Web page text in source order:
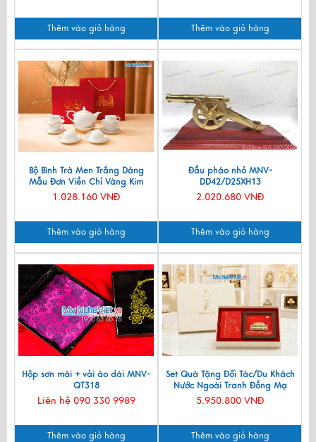
Thêm vào giỏ hàng Thêm vào giỏ hàng
Bộ Bình Trà Men Trắng Dáng
Mẫu Đơn Viền Chỉ Vàng Kim
550ml BT001-7.2
1.028.160 VNĐ
Thêm vào giỏ hàng
Đầu pháo nhỏ MNV-
DD42/D25XH13
2.020.680 VNĐ
Thêm vào giỏ hàng
Hộp sơn mài + vải áo dài MNV-
QT318
Liên hệ 090 330 9989
Thêm vào giỏ hàng
Set Quà Tặng Đối Tác/Du Khách
Nước Ngoài Tranh Đồng Mạ
Vàng 24k & Hộp Trang Sức Sơn
Mài CBQT006/2
5.950.800 VNĐ
Thêm vào giỏ hàng